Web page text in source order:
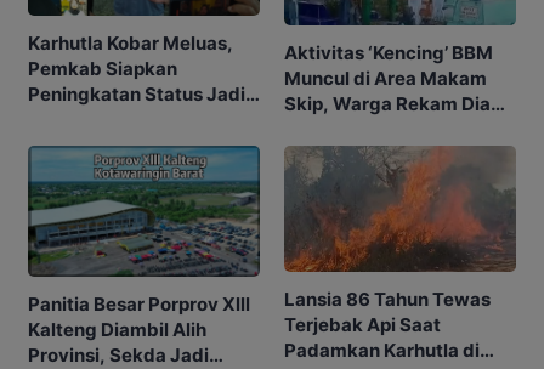
Karhutla Kobar Meluas,
Pemkab Siapkan
Peningkatan Status Jadi
Aktivitas ‘Kencing’ BBM
Muncul di Area Makam
Skip, Warga Rekam Diam-
Panitia Besar Porprov Xlll
Kalteng Diambil Alih
Provinsi, Sekda Jadi
Lansia 86 Tahun Tewas
Terjebak Api Saat
Padamkan Karhutla di